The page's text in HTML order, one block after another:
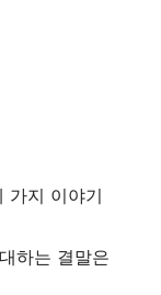
가지 이야기
하는 결말은